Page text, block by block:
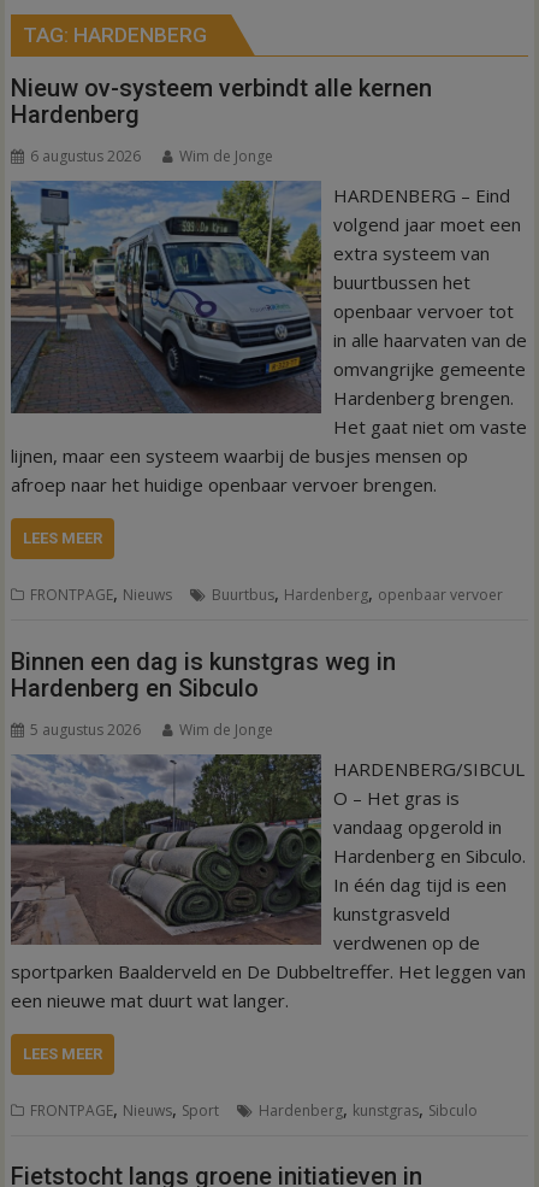
TAG: HARDENBERG
Nieuw ov-systeem verbindt alle kernen
Hardenberg
6 augustus 2026 Wim de Jonge
HARDENBERG – Eind
volgend jaar moet een
extra systeem van
buurtbussen het
openbaar vervoer tot
in alle haarvaten van de
omvangrijke gemeente
Hardenberg brengen.
Het gaat niet om vaste
lijnen, maar een systeem waarbij de busjes mensen op
afroep naar het huidige openbaar vervoer brengen.
LEES MEER
FRONTPAGE, Nieuws Buurtbus, Hardenberg, openbaar vervoer
Binnen een dag is kunstgras weg in
Hardenberg en Sibculo
5 augustus 2026 Wim de Jonge
HARDENBERG/SIBCUL
O – Het gras is
vandaag opgerold in
Hardenberg en Sibculo.
In één dag tijd is een
kunstgrasveld
verdwenen op de
sportparken Baalderveld en De Dubbeltreffer. Het leggen van
een nieuwe mat duurt wat langer.
LEES MEER
FRONTPAGE, Nieuws, Sport Hardenberg, kunstgras, Sibculo
Fietstocht langs groene initiatieven in